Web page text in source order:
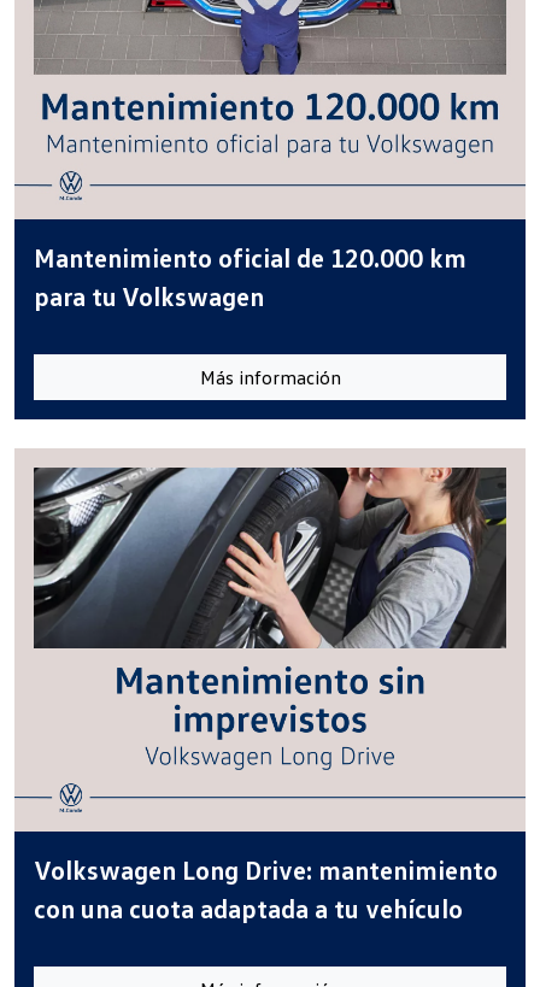
Mantenimiento oficial de 120.000 km
para tu Volkswagen
Más información
Volkswagen Long Drive: mantenimiento
con una cuota adaptada a tu vehículo